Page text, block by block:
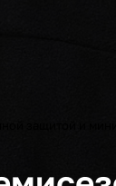
защитой и